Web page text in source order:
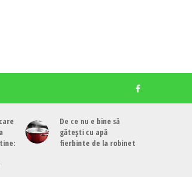
De ce nu e bine să
gătești cu apă
fierbinte de la robinet